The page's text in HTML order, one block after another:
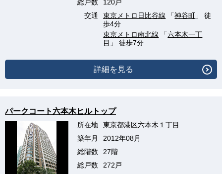
総戸数
120戸
交通
東京メトロ日比谷線 「神谷町 」 徒
歩4分
東京メトロ南北線 「六本木一丁
目 」 徒歩7分
詳細を見る
パークコート六本木ヒルトップ
所在地
東京都港区六本木１丁目
築年月
2012年08月
総階数
27階
総戸数
272戸